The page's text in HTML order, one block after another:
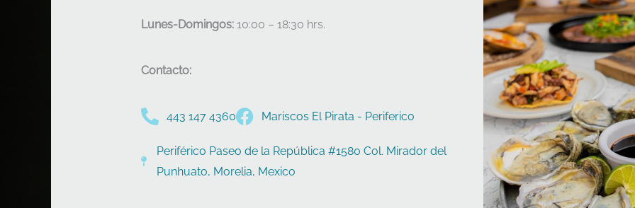
Lunes-Domingos:10:00 – 18:30 hrs.
Contacto:
443 147 4360 Mariscos El Pirata - Periferico
Periférico Paseo de la República #1580 Col. Mirador del
Punhuato, Morelia, Mexico